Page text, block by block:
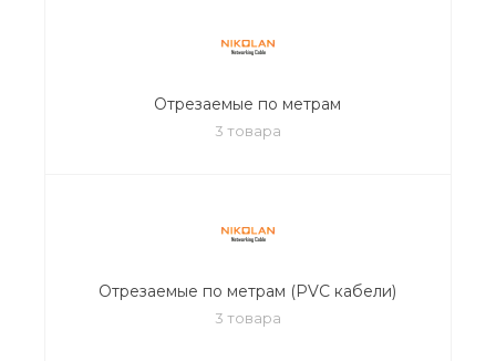
Отрезаемые по метрам
3 товара
Отрезаемые по метрам (PVC кабели)
3 товара